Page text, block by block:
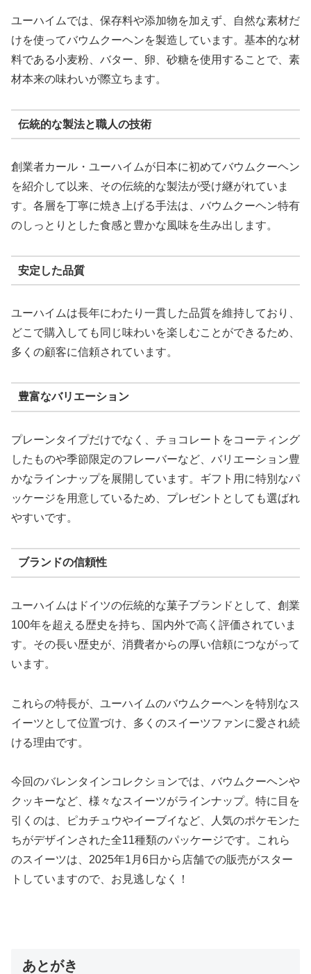
ユーハイムでは、保存料や添加物を加えず、自然な素材だ
けを使ってバウムクーヘンを製造しています。基本的な材
料である小麦粉、バター、卵、砂糖を使用することで、素
材本来の味わいが際立ちます。
伝統的な製法と職人の技術
創業者カール・ユーハイムが日本に初めてバウムクーヘン
を紹介して以来、その伝統的な製法が受け継がれていま
す。各層を丁寧に焼き上げる手法は、バウムクーヘン特有
のしっとりとした食感と豊かな風味を生み出します。
安定した品質
ユーハイムは長年にわたり一貫した品質を維持しており、
どこで購入しても同じ味わいを楽しむことができるため、
多くの顧客に信頼されています。
豊富なバリエーション
プレーンタイプだけでなく、チョコレートをコーティング
したものや季節限定のフレーバーなど、バリエーション豊
かなラインナップを展開しています。ギフト用に特別なパ
ッケージを用意しているため、プレゼントとしても選ばれ
やすいです。
ブランドの信頼性
ユーハイムはドイツの伝統的な菓子ブランドとして、創業
100年を超える歴史を持ち、国内外で高く評価されていま
す。その長い歴史が、消費者からの厚い信頼につながって
います。
これらの特長が、ユーハイムのバウムクーヘンを特別なス
イーツとして位置づけ、多くのスイーツファンに愛され続
ける理由です。
今回のバレンタインコレクションでは、バウムクーヘンや
クッキーなど、様々なスイーツがラインナップ。特に目を
引くのは、ピカチュウやイーブイなど、人気のポケモンた
ちがデザインされた全11種類のパッケージです。これら
のスイーツは、2025年1月6日から店舗での販売がスター
トしていますので、お見逃しなく！
あとがき